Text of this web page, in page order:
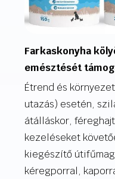
Farkaskonyha
emésztését
Étrend és
utazás) esetén,
átálláskor,
kezeléseket
kiegészítő
kéregporral,